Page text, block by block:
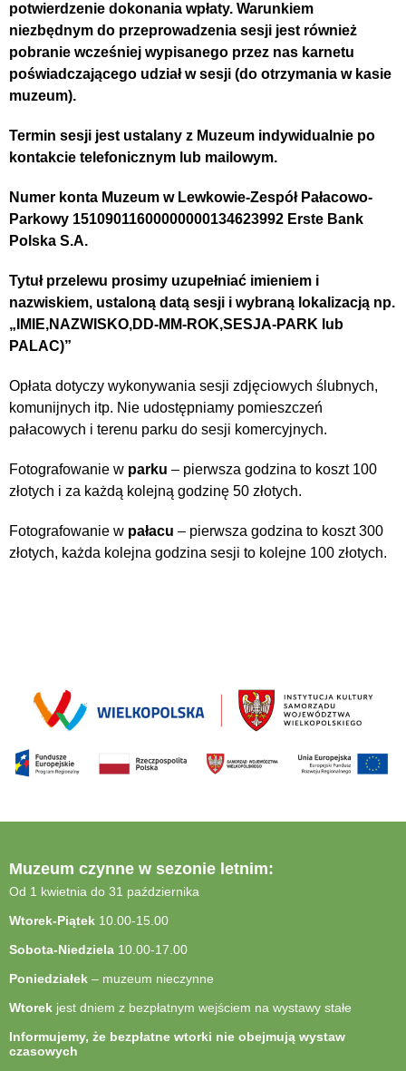
potwierdzenie dokonania wpłaty. Warunkiem
niezbędnym do przeprowadzenia sesji jest również
pobranie wcześniej wypisanego przez nas karnetu
poświadczającego udział w sesji (do otrzymania w kasie
muzeum).
Termin sesji jest ustalany z Muzeum indywidualnie po
kontakcie telefonicznym lub mailowym.
Numer konta Muzeum w Lewkowie-Zespół Pałacowo-
Parkowy 15109011600000000134623992 Erste Bank
Polska S.A.
Tytuł przelewu prosimy uzupełniać imieniem i
nazwiskiem, ustaloną datą sesji i wybraną lokalizacją np.
„IMIE,NAZWISKO,DD-MM-ROK,SESJA-PARK lub
PALAC)”
Opłata dotyczy wykonywania sesji zdjęciowych ślubnych,
komunijnych itp. Nie udostępniamy pomieszczeń
pałacowych i terenu parku do sesji komercyjnych.
Fotografowanie w parku – pierwsza godzina to koszt 100
złotych i za każdą kolejną godzinę 50 złotych.
Fotografowanie w pałacu – pierwsza godzina to koszt 300
złotych, każda kolejna godzina sesji to kolejne 100 złotych.
Muzeum czynne w sezonie letnim:
Od 1 kwietnia do 31 października
Wtorek-Piątek 10.00-15.00
Sobota-Niedziela 10.00-17.00
Poniedziałek – muzeum nieczynne
Wtorek jest dniem z bezpłatnym wejściem na wystawy stałe
Informujemy, że bezpłatne wtorki nie obejmują wystaw
czasowych